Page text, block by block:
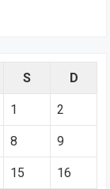
S D
1 2
8 9
15 16